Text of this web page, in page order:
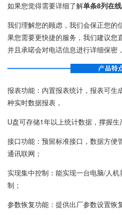
如果您觉得需要详细了解单条8列在
我们理解您的顾虑，我们会保正您的
果您需要更快捷的服务，我们建议您
并且承喏会对电话信息进行详细保密
报表功能：内置报表统计，报表可生
种实时数据报表，
U盘可存储1年以上统计数据，撑握生
接口功能：预留标准接口，数据方便
通讯联网；
实现集中控制：能实现一台电脑/人
制；
参数恢复功能：提供出厂参数设置恢